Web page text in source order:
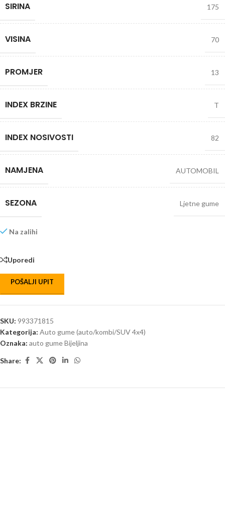
SIRINA 175
VISINA 70
PROMJER 13
INDEX BRZINE T
INDEX NOSIVOSTI 82
NAMJENA AUTOMOBIL
SEZONA Ljetne gume
Na zalihi
Uporedi
POŠALJI UPIT
SKU: 993371815
Kategorija: Auto gume (auto/kombi/SUV 4x4)
Oznaka: auto gume Bijeljina
Share: